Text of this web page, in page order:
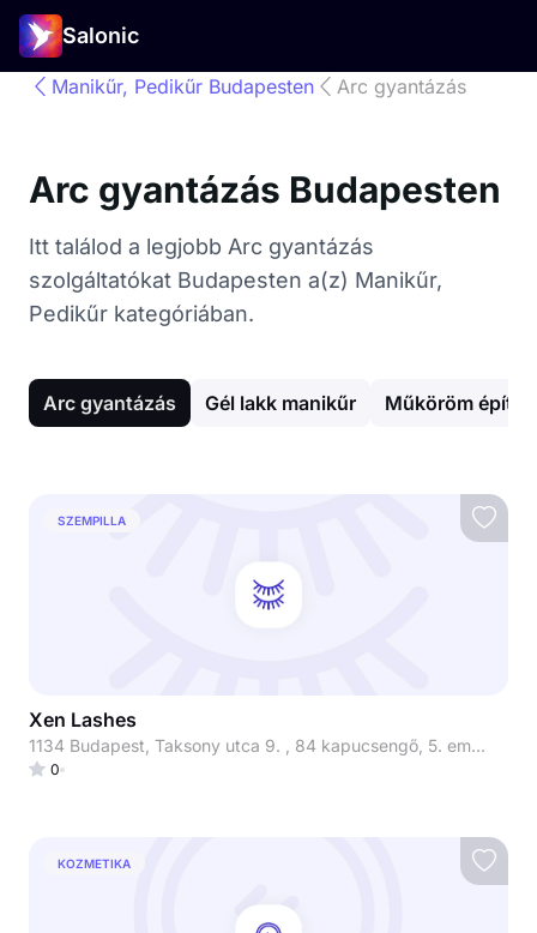
Salonic
Manikűr, Pedikűr Budapesten Arc gyantázás
Arc gyantázás Budapesten
Itt találod a legjobb Arc gyantázás
szolgáltatókat Budapesten a(z) Manikűr,
Pedikűr kategóriában.
Arc gyantázás Gél lakk manikűr Műköröm építés
SZEMPILLA
Xen Lashes
1134 Budapest, Taksony utca 9. , 84 kapucsengő, 5. emelet 510-es lakás
0
KOZMETIKA